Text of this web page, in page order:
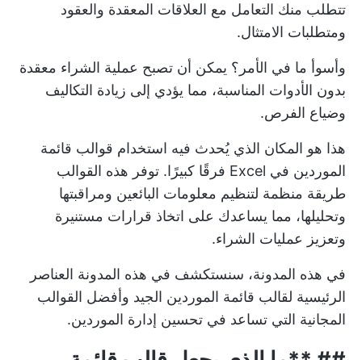
تتطلب منك التعامل مع العلاقات المعقدة والعقود
ومتطلبات الامتثال.
وأسوأ ما في الأمر؟ يمكن أن تصبح عملية الشراء معقدة
بدون الأدوات المناسبة، مما يؤدي إلى زيادة التكاليف
وضياع الفرص.
هذا هو المكان الذي يُحدث فيه استخدام قوالب قائمة
الموردين في Excel فرقًا كبيرًا. توفر هذه القوالب
طريقة منظمة لتنظيم معلومات البائعين ومراقبتها
وتحليلها، مما يساعدك على اتخاذ قرارات مستنيرة
وتعزيز عمليات الشراء.
في هذه المدونة، سنستكشف في هذه المدونة العناصر
الرئيسية لقالب قائمة الموردين الجيد وأفضل القوالب
المجانية التي تساعد في تحسين إدارة الموردين.